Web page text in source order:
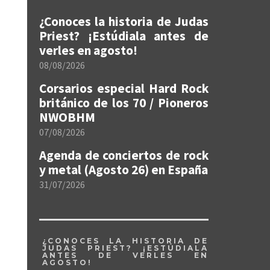
¿Conoces la historia de Judas
Priest? ¡Estúdiala antes de
verles en agosto!
08/08/2026
Corsarios especial Hard Rock
británico de los 70 / Pioneros
NWOBHM
07/08/2026
Agenda de conciertos de rock
y metal (Agosto 26) en España
31/07/2026
¿CONOCES LA HISTORIA DE
JUDAS PRIEST? ¡ESTÚDIALA
ANTES DE VERLES EN
AGOSTO!